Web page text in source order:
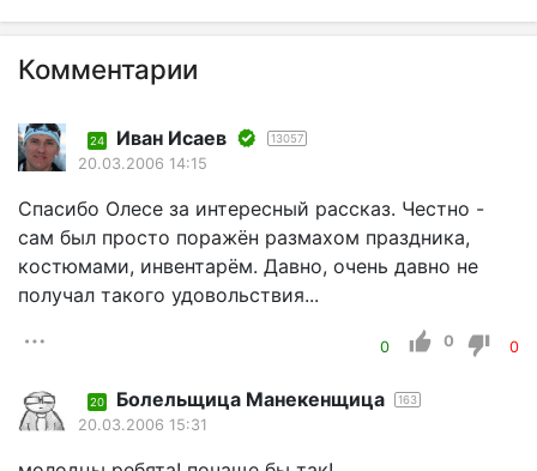
Комментарии
24 Иван Исаев 13057
20.03.2006 14:15
Спасибо Олесе за интересный рассказ. Честно -
сам был просто поражён размахом праздника,
костюмами, инвентарём. Давно, очень давно не
получал такого удовольствия...
0 0 0
20 Болельщица Манекенщица 163
20.03.2006 15:31